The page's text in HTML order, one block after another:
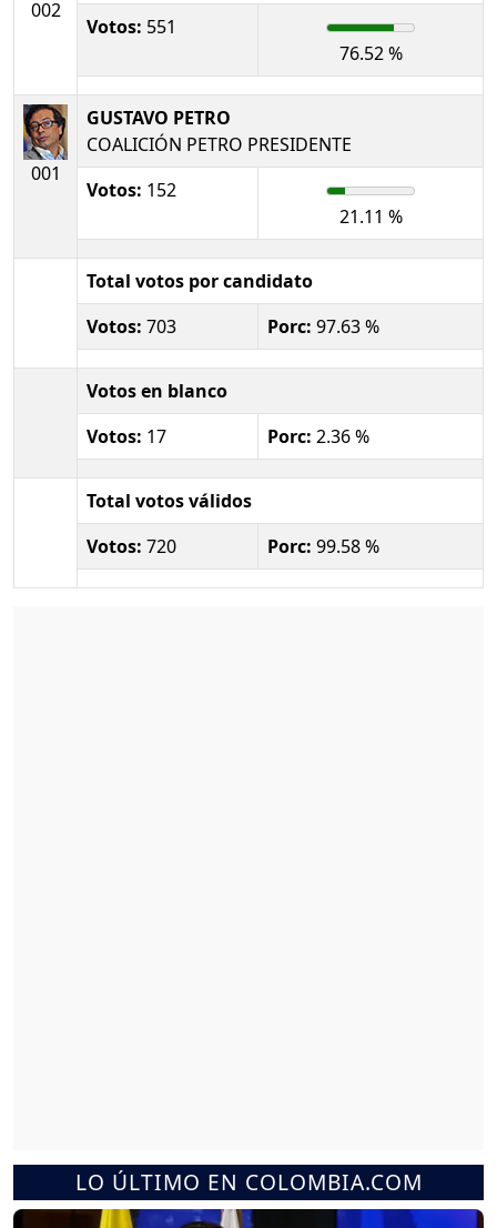
002
Votos: 551
76.52 %
001
GUSTAVO PETRO
COALICIÓN PETRO PRESIDENTE
Votos: 152
21.11 %
Total votos por candidato
Votos: 703 Porc: 97.63 %
Votos en blanco
Votos: 17 Porc: 2.36 %
Total votos válidos
Votos: 720 Porc: 99.58 %
LO ÚLTIMO EN COLOMBIA.COM